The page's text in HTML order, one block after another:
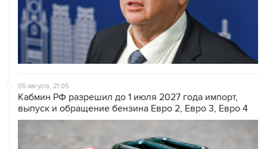
05 августа, 21:05
Кабмин РФ разрешил до 1 июля 2027 года импорт,
выпуск и обращение бензина Евро 2, Евро 3, Евро 4